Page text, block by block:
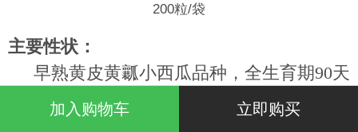
200粒/袋
主要性状：
早熟黄皮黄瓤小西瓜品种，全生育期90天
左右，植株长势中等，易坐果，果实高圆
加入购物车 立即购买